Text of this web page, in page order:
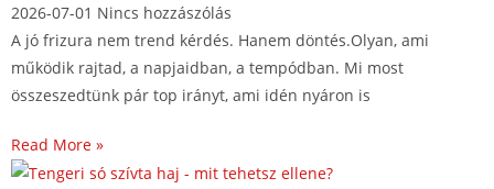
2026-07-01 Nincs hozzászólás
A jó frizura nem trend kérdés. Hanem döntés.Olyan, ami
működik rajtad, a napjaidban, a tempódban. Mi most
összeszedtünk pár top irányt, ami idén nyáron is
Read More »